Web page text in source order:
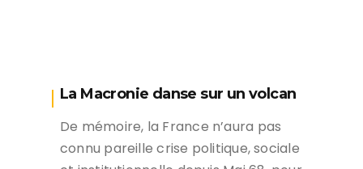
La Macronie danse sur un volcan
De mémoire, la France n’aura pas
connu pareille crise politique, sociale